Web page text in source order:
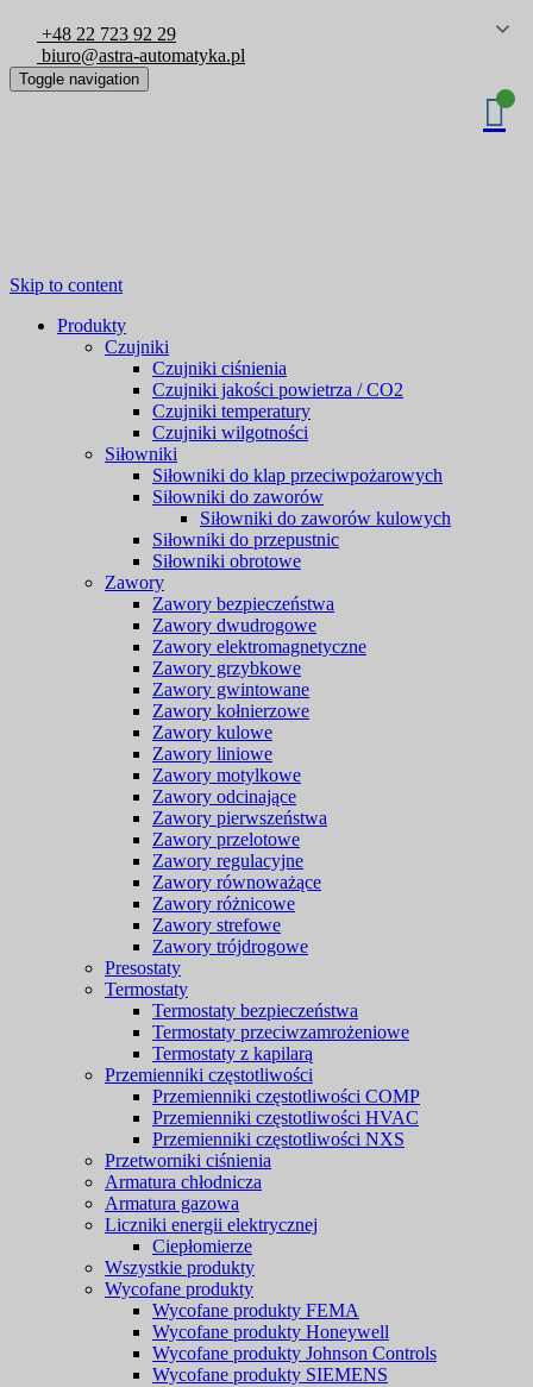
+48 22 723 92 29
biuro@astra-automatyka.pl
Toggle navigation
Skip to content
Produkty
Czujniki
Czujniki ciśnienia
Czujniki jakości powietrza / CO2
Czujniki temperatury
Czujniki wilgotności
Siłowniki
Siłowniki do klap przeciwpożarowych
Siłowniki do zaworów
Siłowniki do zaworów kulowych
Siłowniki do przepustnic
Siłowniki obrotowe
Zawory
Zawory bezpieczeństwa
Zawory dwudrogowe
Zawory elektromagnetyczne
Zawory grzybkowe
Zawory gwintowane
Zawory kołnierzowe
Zawory kulowe
Zawory liniowe
Zawory motylkowe
Zawory odcinające
Zawory pierwszeństwa
Zawory przelotowe
Zawory regulacyjne
Zawory równoważące
Zawory różnicowe
Zawory strefowe
Zawory trójdrogowe
Presostaty
Termostaty
Termostaty bezpieczeństwa
Termostaty przeciwzamrożeniowe
Termostaty z kapilarą
Przemienniki częstotliwości
Przemienniki częstotliwości COMP
Przemienniki częstotliwości HVAC
Przemienniki częstotliwości NXS
Przetworniki ciśnienia
Armatura chłodnicza
Armatura gazowa
Liczniki energii elektrycznej
Ciepłomierze
Wszystkie produkty
Wycofane produkty
Wycofane produkty FEMA
Wycofane produkty Honeywell
Wycofane produkty Johnson Controls
Wycofane produkty SIEMENS